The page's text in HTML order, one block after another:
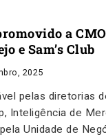
a
e Sam’s Club
2025
pelas diretorias
Inteligência de
Unidade de